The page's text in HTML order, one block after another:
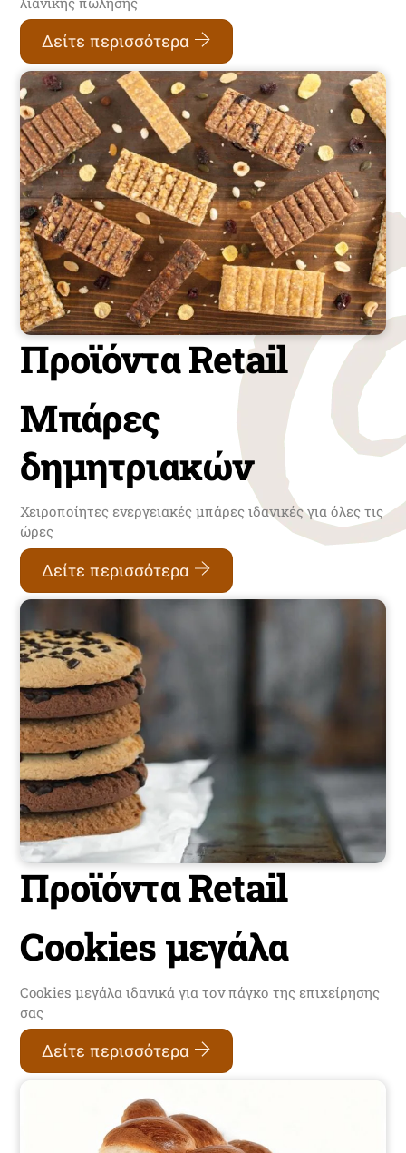
Δείτε περισσότερα
Προϊόντα Retail
Mπάρες
δημητριακών
Χειροποίητες ενεργειακές μπάρες ιδανικές για όλες τις
ώρες
Δείτε περισσότερα
Προϊόντα Retail
Cookies μεγάλα
Cookies μεγάλα ιδανικά για τον πάγκο της επιχείρησης
σας
Δείτε περισσότερα